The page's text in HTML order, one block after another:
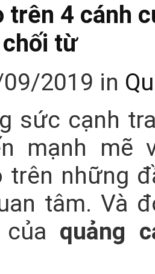
trên 4 cánh
từ
2019 in
sức cạnh
mạnh mẽ
trên những
tâm. Và
quảng